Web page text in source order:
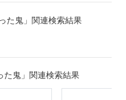
た鬼」関連検索結果
た鬼」関連検索結果